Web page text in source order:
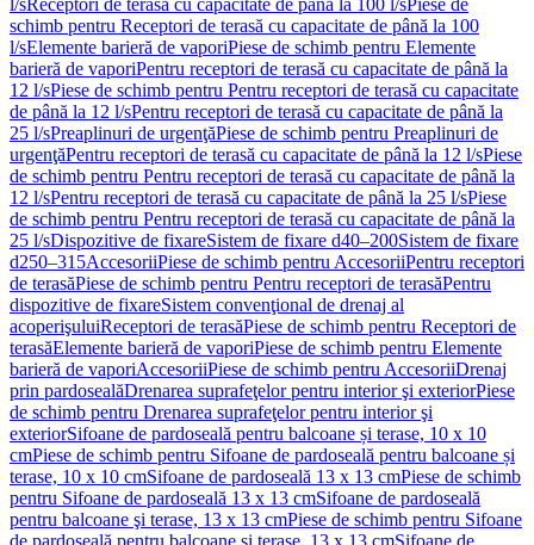
l/sReceptori de terasă cu capacitate de până la 100 l/sPiese de
schimb pentru Receptori de terasă cu capacitate de până la 100
l/sElemente barieră de vaporiPiese de schimb pentru Elemente
barieră de vaporiPentru receptori de terasă cu capacitate de până la
12 l/sPiese de schimb pentru Pentru receptori de terasă cu capacitate
de până la 12 l/sPentru receptori de terasă cu capacitate de până la
25 l/sPreaplinuri de urgenţăPiese de schimb pentru Preaplinuri de
urgenţăPentru receptori de terasă cu capacitate de până la 12 l/sPiese
de schimb pentru Pentru receptori de terasă cu capacitate de până la
12 l/sPentru receptori de terasă cu capacitate de până la 25 l/sPiese
de schimb pentru Pentru receptori de terasă cu capacitate de până la
25 l/sDispozitive de fixareSistem de fixare d40–200Sistem de fixare
d250–315AccesoriiPiese de schimb pentru AccesoriiPentru receptori
de terasăPiese de schimb pentru Pentru receptori de terasăPentru
dispozitive de fixareSistem convenţional de drenaj al
acoperişuluiReceptori de terasăPiese de schimb pentru Receptori de
terasăElemente barieră de vaporiPiese de schimb pentru Elemente
barieră de vaporiAccesoriiPiese de schimb pentru AccesoriiDrenaj
prin pardosealăDrenarea suprafeţelor pentru interior şi exteriorPiese
de schimb pentru Drenarea suprafeţelor pentru interior şi
exteriorSifoane de pardoseală pentru balcoane și terase, 10 x 10
cmPiese de schimb pentru Sifoane de pardoseală pentru balcoane și
terase, 10 x 10 cmSifoane de pardoseală 13 x 13 cmPiese de schimb
pentru Sifoane de pardoseală 13 x 13 cmSifoane de pardoseală
pentru balcoane şi terase, 13 x 13 cmPiese de schimb pentru Sifoane
de pardoseală pentru balcoane şi terase, 13 x 13 cmSifoane de